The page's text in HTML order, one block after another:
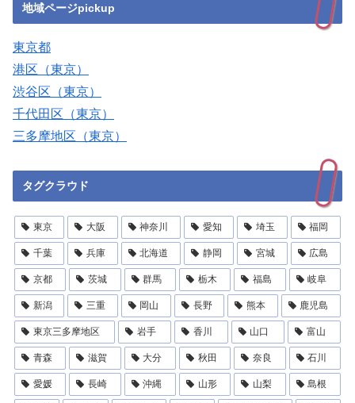
地域ページpickup
東京都
港区（東京）
渋谷区（東京）
千代田区（東京）
三多摩地区（東京）
タグクラウド
東京 大阪 神奈川 愛知 埼玉 福岡
千葉 兵庫 北海道 静岡 宮城 広島
京都 茨城 群馬 栃木 福島 岐阜
新潟 三重 岡山 長野 熊本 鹿児島
東京三多摩地区 岩手 香川 山口 富山
青森 滋賀 大分 秋田 奈良 石川
愛媛 長崎 沖縄 山形 山梨 島根